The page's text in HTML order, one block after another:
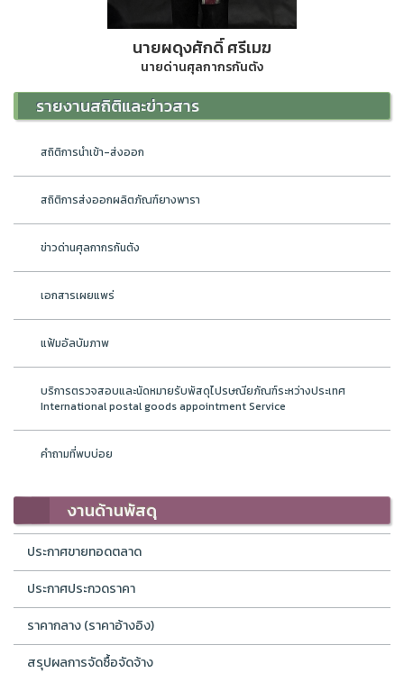
นายผดุงศักดิ์ ศรีเมฆ
นายด่านศุลกากรกันตัง
รายงานสถิติและข่าวสาร
สถิติการนำเข้า-ส่งออก
สถิติการส่งออกผลิตภัณฑ์ยางพารา
ข่าวด่านศุลกากรกันตัง
เอกสารเผยแพร่
แฟ้มอัลบัมภาพ
บริการตรวจสอบและนัดหมายรับพัสดุไปรษณียภัณฑ์ระหว่างประเทศ
International postal goods appointment Service
คำถามที่พบบ่อย
งานด้านพัสดุ
ประกาศขายทอดตลาด
ประกาศประกวดราคา
ราคากลาง (ราคาอ้างอิง)
สรุปผลการจัดซื้อจัดจ้าง